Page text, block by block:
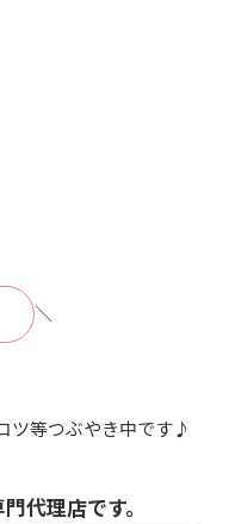
＼
ツ等つぶやき中です♪
代理店です。